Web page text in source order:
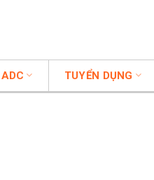
ADC TUYỂN DỤNG